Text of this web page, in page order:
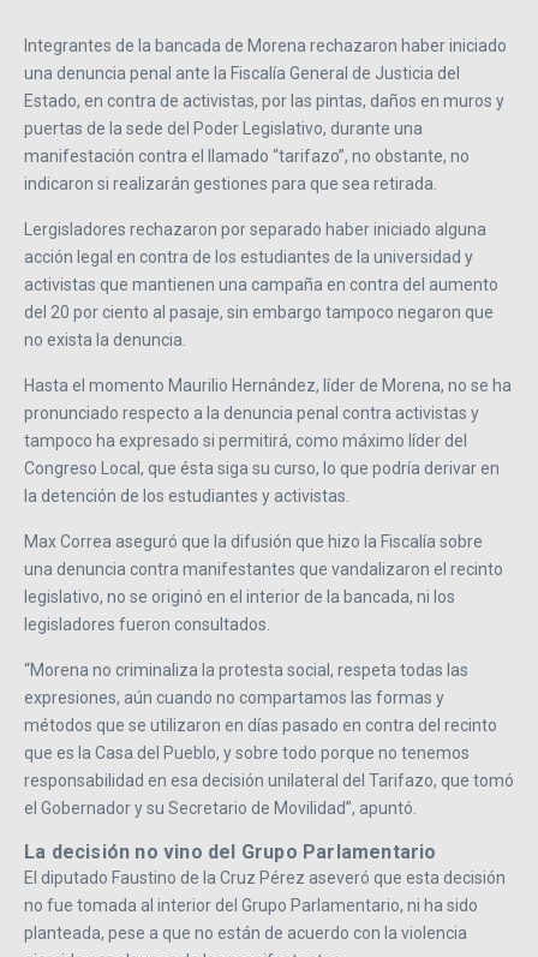
Integrantes de la bancada de Morena rechazaron haber iniciado
una denuncia penal ante la Fiscalía General de Justicia del
Estado, en contra de activistas, por las pintas, daños en muros y
puertas de la sede del Poder Legislativo, durante una
manifestación contra el llamado “tarifazo”, no obstante, no
indicaron si realizarán gestiones para que sea retirada.
Lergisladores rechazaron por separado haber iniciado alguna
acción legal en contra de los estudiantes de la universidad y
activistas que mantienen una campaña en contra del aumento
del 20 por ciento al pasaje, sin embargo tampoco negaron que
no exista la denuncia.
Hasta el momento Maurilio Hernández, líder de Morena, no se ha
pronunciado respecto a la denuncia penal contra activistas y
tampoco ha expresado si permitirá, como máximo líder del
Congreso Local, que ésta siga su curso, lo que podría derivar en
la detención de los estudiantes y activistas.
Max Correa aseguró que la difusión que hizo la Fiscalía sobre
una denuncia contra manifestantes que vandalizaron el recinto
legislativo, no se originó en el interior de la bancada, ni los
legisladores fueron consultados.
“Morena no criminaliza la protesta social, respeta todas las
expresiones, aún cuando no compartamos las formas y
métodos que se utilizaron en días pasado en contra del recinto
que es la Casa del Pueblo, y sobre todo porque no tenemos
responsabilidad en esa decisión unilateral del Tarifazo, que tomó
el Gobernador y su Secretario de Movilidad”, apuntó.
La decisión no vino del Grupo Parlamentario
El diputado Faustino de la Cruz Pérez aseveró que esta decisión
no fue tomada al interior del Grupo Parlamentario, ni ha sido
planteada, pese a que no están de acuerdo con la violencia